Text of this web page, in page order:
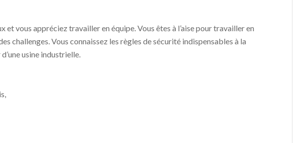
et vous appréciez travailler en équipe. Vous êtes à l’aise pour travailler en
challenges. Vous connaissez les règles de sécurité indispensables à la
usine industrielle.